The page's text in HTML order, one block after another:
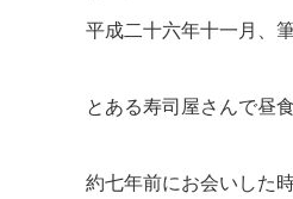
平成二十六年十一月、
とある寿司屋さんで昼
約七年前にお会いした